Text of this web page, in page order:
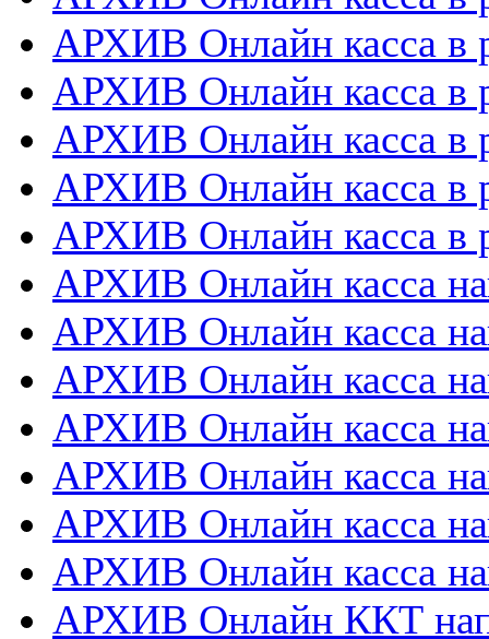
АРХИВ Онлайн касса в
АРХИВ Онлайн касса в
АРХИВ Онлайн касса в
АРХИВ Онлайн касса в
АРХИВ Онлайн касса в
АРХИВ Онлайн касса
АРХИВ Онлайн касса
АРХИВ Онлайн касса
АРХИВ Онлайн касса
АРХИВ Онлайн касса
АРХИВ Онлайн касса
АРХИВ Онлайн касса
АРХИВ Онлайн ККТ